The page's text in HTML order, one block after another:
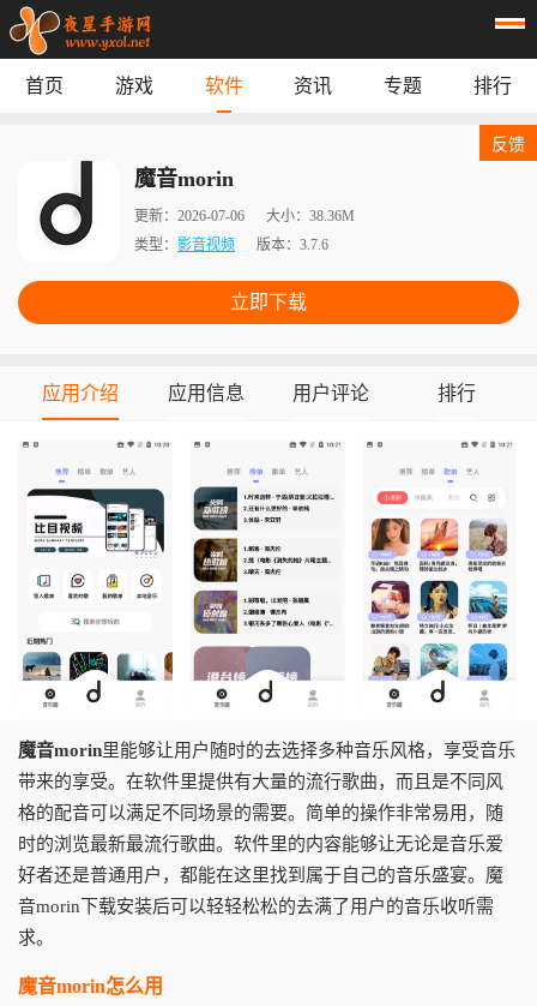
榜单
首页 游戏 软件 资讯 专题 排行
魔音morin
更新： 2026-07-06 大小： 38.36M
类型： 影音视频 版本： 3.7.6
立即下载
反馈
应用介绍 应用信息 用户评论 排行
魔音morin里能够让用户随时的去选择多种音乐风格，享受音乐
带来的享受。在软件里提供有大量的流行歌曲，而且是不同风
格的配音可以满足不同场景的需要。简单的操作非常易用，随
时的浏览最新最流行歌曲。软件里的内容能够让无论是音乐爱
好者还是普通用户，都能在这里找到属于自己的音乐盛宴。魔
音morin下载安装后可以轻轻松松的去满了用户的音乐收听需
求。
魔音morin怎么用